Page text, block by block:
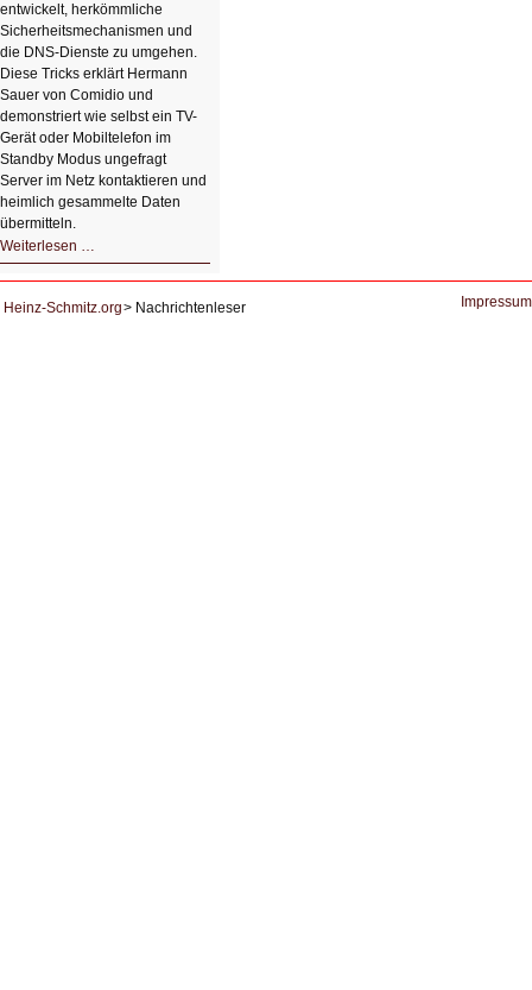
entwickelt, herkömmliche
Sicherheitsmechanismen und
die DNS-Dienste zu umgehen.
Diese Tricks erklärt Hermann
Sauer von Comidio und
demonstriert wie selbst ein TV-
Gerät oder Mobiltelefon im
Standby Modus ungefragt
Server im Netz kontaktieren und
heimlich gesammelte Daten
übermitteln.
Weiterlesen …
DNS
Heinz-Schmitz.org
Nachrichtenleser Impressum